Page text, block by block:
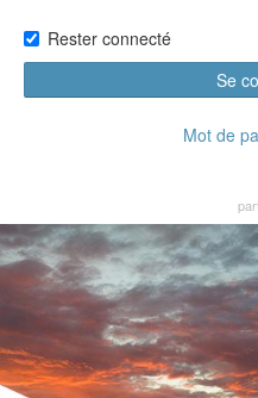
Rester connecté
Se
Mot de